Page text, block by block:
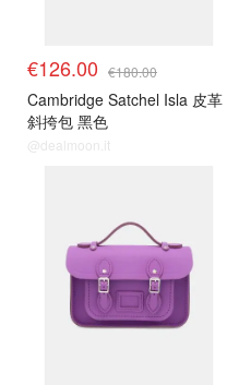
€126.00 €180.00
Cambridge Satchel Isla 皮革
斜挎包 黑色
@dealmoon.it